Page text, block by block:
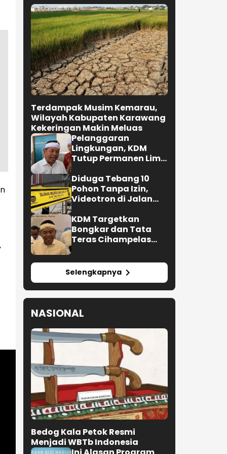
Terdampak Musim Kemarau,
Wilayah Kabupaten Karawang
Kekeringan Makin Meluas
Pelanggaran
Lingkungan, KDM
Tutup Permanen Lima
di Cipatat
Diduga Tebang 10
Pohon Tanpa Izin,
Videotron di Jalan
Bandung Disegel
KDM Targetkan
Bongkar dan Tata
Teras Cihampelas
Selengkapnya
NASIONAL
Bedog Kala Petok Resmi
Menjadi WBTb Indonesia